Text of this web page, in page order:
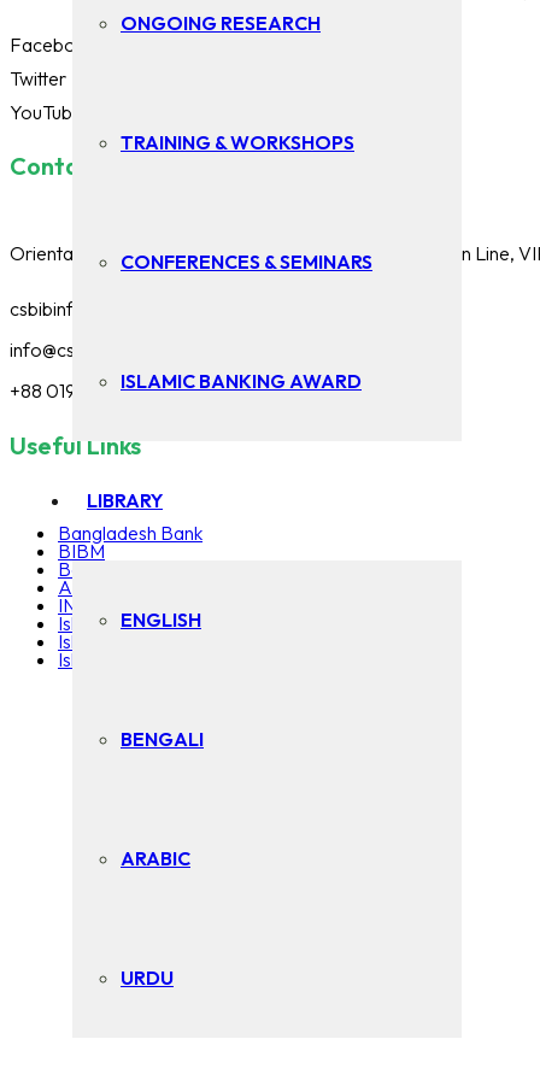
ONGOING RESEARCH
TRAINING & WORKSHOPS
CONFERENCES & SEMINARS
ISLAMIC BANKING AWARD
LIBRARY
ENGLISH
BENGALI
ARABIC
URDU
Facebook
Twitter
YouTube
Contact Us
Oriental Trade Center (Level -8 & 9), 69/1, Purana Paltan Line,
csbibinfo@gmail.com
info@csbib.org
+88 01948341911
Useful Links
Bangladesh Bank
BIBM
Bangladesh Association of Banks
AAOIFI
INCEIF
Islamic Development Bank
Islamic Research & Training Institute
Islamic Financial Services Board